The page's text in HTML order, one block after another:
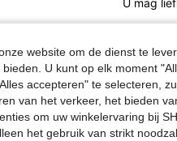
Nuttig (0)
website om de dienst te
U kunt op elk moment
accepteren" te selecteren,
van het verkeer, het bieden
om uw winkelervaring bij
het gebruik van strikt